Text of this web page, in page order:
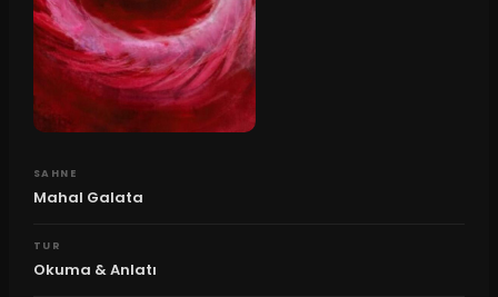
SAHNE
Mahal Galata
TUR
Okuma & Anlatı